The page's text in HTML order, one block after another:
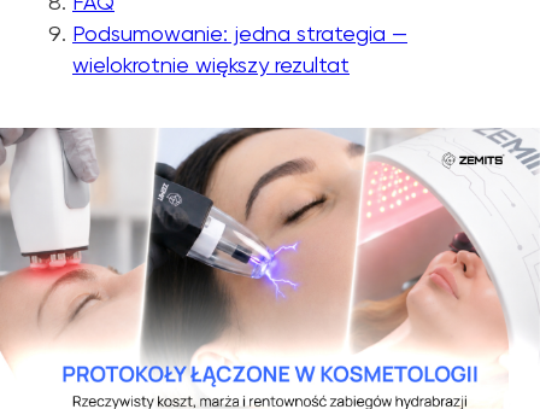
Podsumowanie: jedna strategia —
wielokrotnie większy rezultat